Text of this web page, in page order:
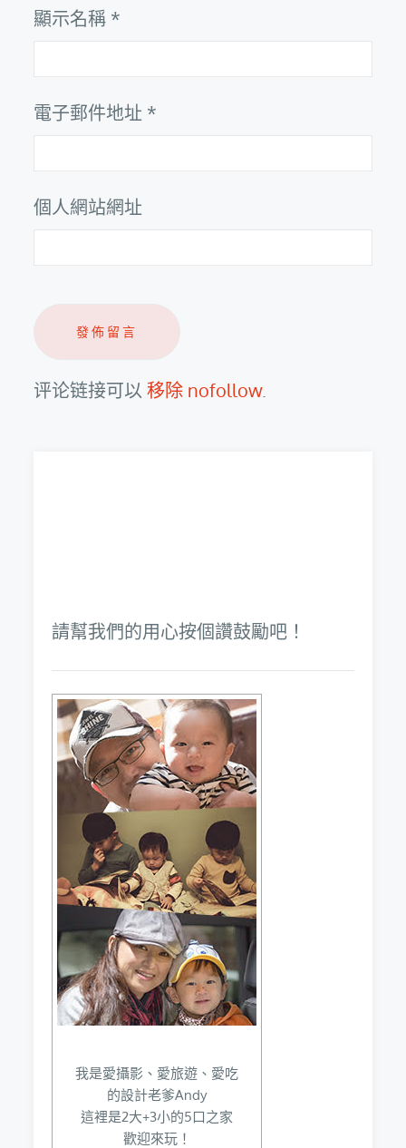
顯示名稱 *
電子郵件地址 *
個人網站網址
评论链接可以移除 nofollow.
請幫我們的用心按個讚鼓勵吧！
我是愛攝影、愛旅遊、愛吃
的設計老爹Andy
這裡是2大+3小的5口之家
歡迎來玩！